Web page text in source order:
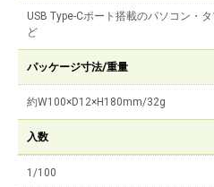
USB Type-Cポート搭載のパソコン・
ど
パッケージ寸法/重量
約W100×D12×H180mm/32g
入数
1/100